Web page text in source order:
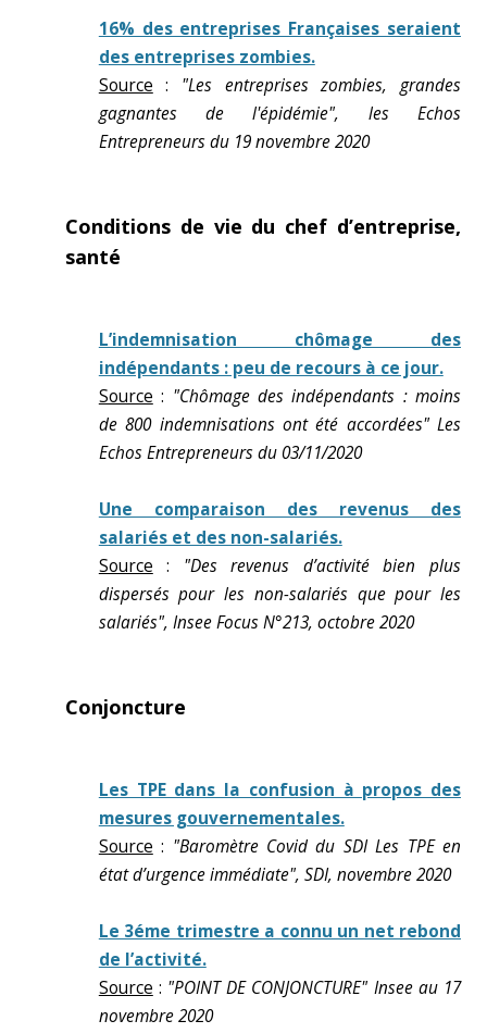
16% des entreprises Françaises seraient
des entreprises zombies.
Source : "Les entreprises zombies, grandes
gagnantes de l'épidémie", les Echos
Entrepreneurs du 19 novembre 2020
Conditions de vie du chef d’entreprise,
santé
L’indemnisation chômage des
indépendants : peu de recours à ce jour.
Source : "Chômage des indépendants : moins
de 800 indemnisations ont été accordées" Les
Echos Entrepreneurs du 03/11/2020
Une comparaison des revenus des
salariés et des non-salariés.
Source : "Des revenus d’activité bien plus
dispersés pour les non-salariés que pour les
salariés", Insee Focus N°213, octobre 2020
Conjoncture
Les TPE dans la confusion à propos des
mesures gouvernementales.
Source : "Baromètre Covid du SDI Les TPE en
état d’urgence immédiate", SDI, novembre 2020
Le 3éme trimestre a connu un net rebond
de l’activité.
Source : "POINT DE CONJONCTURE" Insee au 17
novembre 2020